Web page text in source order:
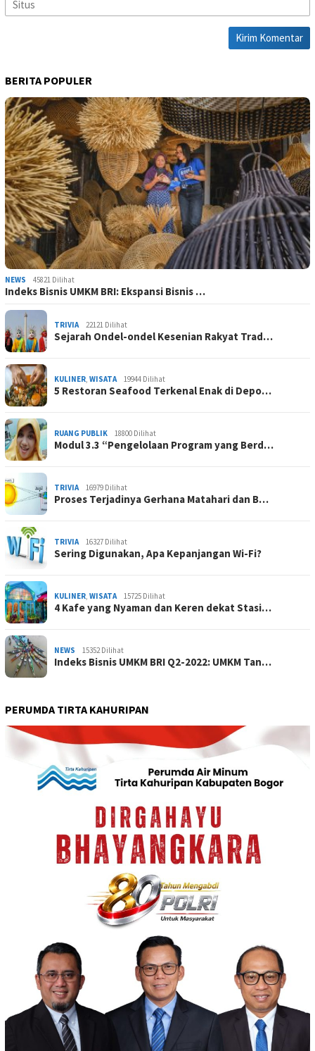
BERITA POPULER
NEWS 45821 Dilihat
Indeks Bisnis UMKM BRI: Ekspansi Bisnis …
TRIVIA 22121 Dilihat
Sejarah Ondel-ondel Kesenian Rakyat Trad…
KULINER WISATA 19944 Dilihat
5 Restoran Seafood Terkenal Enak di Depo…
RUANG PUBLIK 18800 Dilihat
Modul 3.3 “Pengelolaan Program yang Berd…
TRIVIA 16979 Dilihat
Proses Terjadinya Gerhana Matahari dan B…
TRIVIA 16327 Dilihat
Sering Digunakan, Apa Kepanjangan Wi-Fi?
KULINER WISATA 15725 Dilihat
4 Kafe yang Nyaman dan Keren dekat Stasi…
NEWS 15352 Dilihat
Indeks Bisnis UMKM BRI Q2-2022: UMKM Tan…
PERUMDA TIRTA KAHURIPAN